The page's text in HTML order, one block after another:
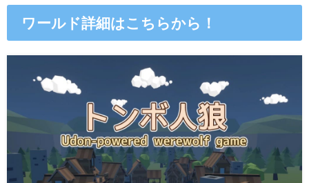
ワールド詳細はこちらから！